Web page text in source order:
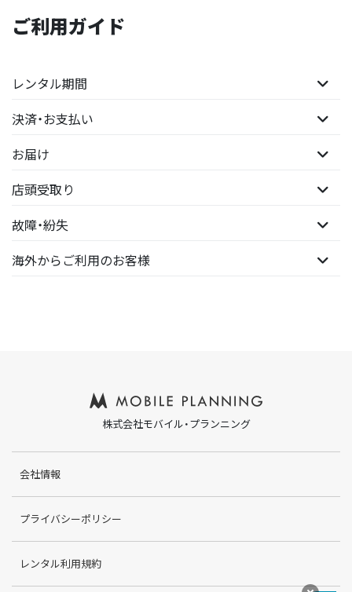
ご利用ガイド
レンタル期間
決済・お支払い
お届け
店頭受取り
故障・紛失
海外からご利用のお客様
株式会社モバイル・プランニング
会社情報
プライバシーポリシー
レンタル利用規約